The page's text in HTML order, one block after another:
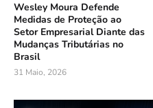
Wesley Moura Defende
Medidas de Proteção ao
Setor Empresarial Diante das
Mudanças Tributárias no
Brasil
31 Maio, 2026